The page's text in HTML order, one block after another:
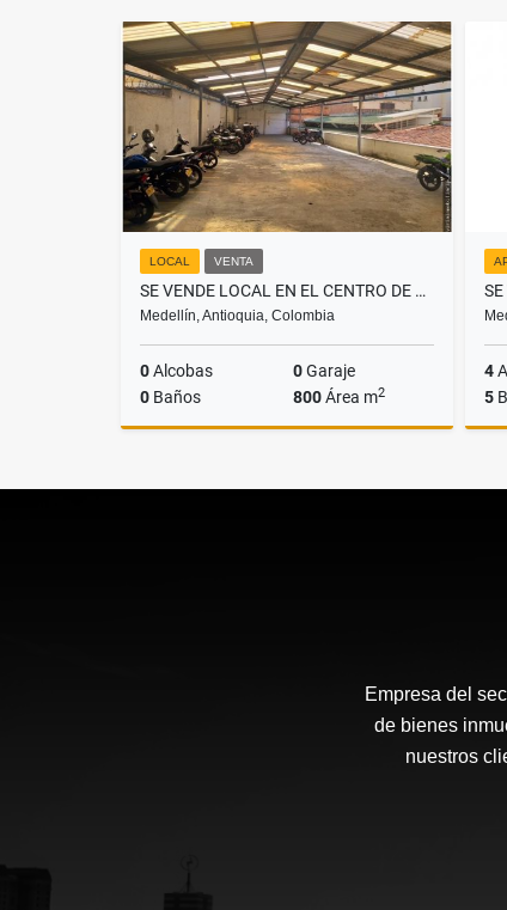
LOCAL VENTA
SE VENDE LOCAL EN EL CENTRO DE MEDELLÍN
Medellín, Antioquia, Colombia
0Alcobas 0Garaje
0 Baños 800Área m2
$2.230.000.000
4
5
Empresa del
de bienes
nuestros